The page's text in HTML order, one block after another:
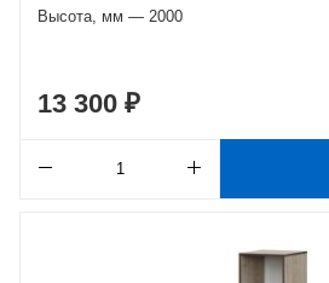
Высота, мм — 2000
13 300 ₽